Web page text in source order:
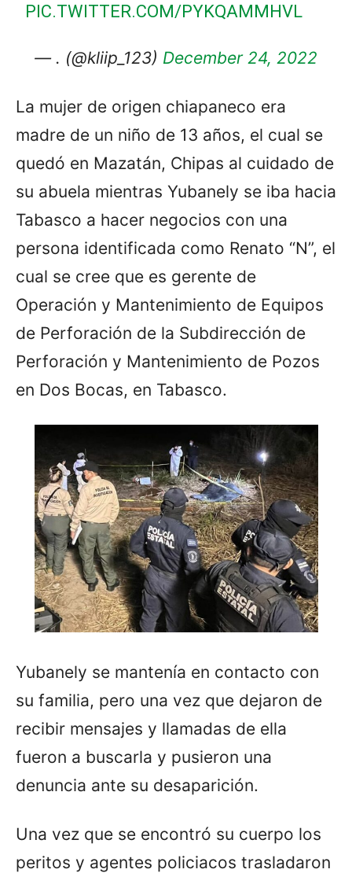
PIC.TWITTER.COM/PYKQAMMHVL
— . (@kliip_123) December 24, 2022
La mujer de origen chiapaneco era
madre de un niño de 13 años, el cual se
quedó en Mazatán, Chipas al cuidado de
su abuela mientras Yubanely se iba hacia
Tabasco a hacer negocios con una
persona identificada como Renato “N”, el
cual se cree que es gerente de
Operación y Mantenimiento de Equipos
de Perforación de la Subdirección de
Perforación y Mantenimiento de Pozos
en Dos Bocas, en Tabasco.
Yubanely se mantenía en contacto con
su familia, pero una vez que dejaron de
recibir mensajes y llamadas de ella
fueron a buscarla y pusieron una
denuncia ante su desaparición.
Una vez que se encontró su cuerpo los
peritos y agentes policiacos trasladaron